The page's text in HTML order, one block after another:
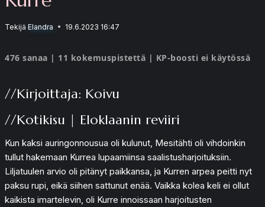
Tekijä Elandra 19.6.2023 16:47
476 sanaa | 11 kokemuspistettä | KP-boosti ei käytössä
//Kirjoittaja: Koivu
//Kotikisu | Eloklaanin reviiri
Kun kaksi auringonnousua oli kulunut, Mesitähti oli vihdoinkin
tullut hakemaan Kurrea lupaamiinsa saalistusharjoituksiin.
Liljatuulen arvio oli pitänyt paikkansa, ja Kurren arpea peitti nyt
paksu rupi, eikä siihen sattunut enää. Vaikka kolea keli ei ollut
kaikista imartelevin, oli Kurre innoissaan harjoitusten